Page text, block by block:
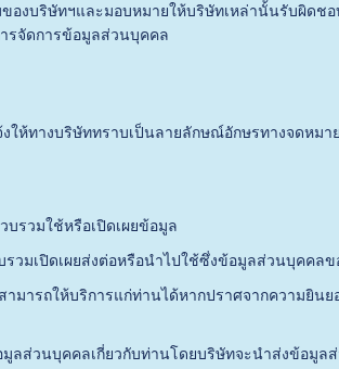
ทฯและมอบหมายให้บริษัทเหล่านั้นรับผิดชอบใ
รจัดการข้อมูลส่วนบุคคล
ษัททราบเป็นลายลักษณ์อักษรทางจดหมายหรือผ่
ช้หรือเปิดเผยข้อมูล
ดเผยส่งต่อหรือนำไปใช้ซึ่งข้อมูลส่วนบุคคลขอ
ห้บริการแก่ท่านได้หากปราศจากความยินยอม
คคลเกี่ยวกับท่านโดยบริษัทจะนำส่งข้อมูลส่ว